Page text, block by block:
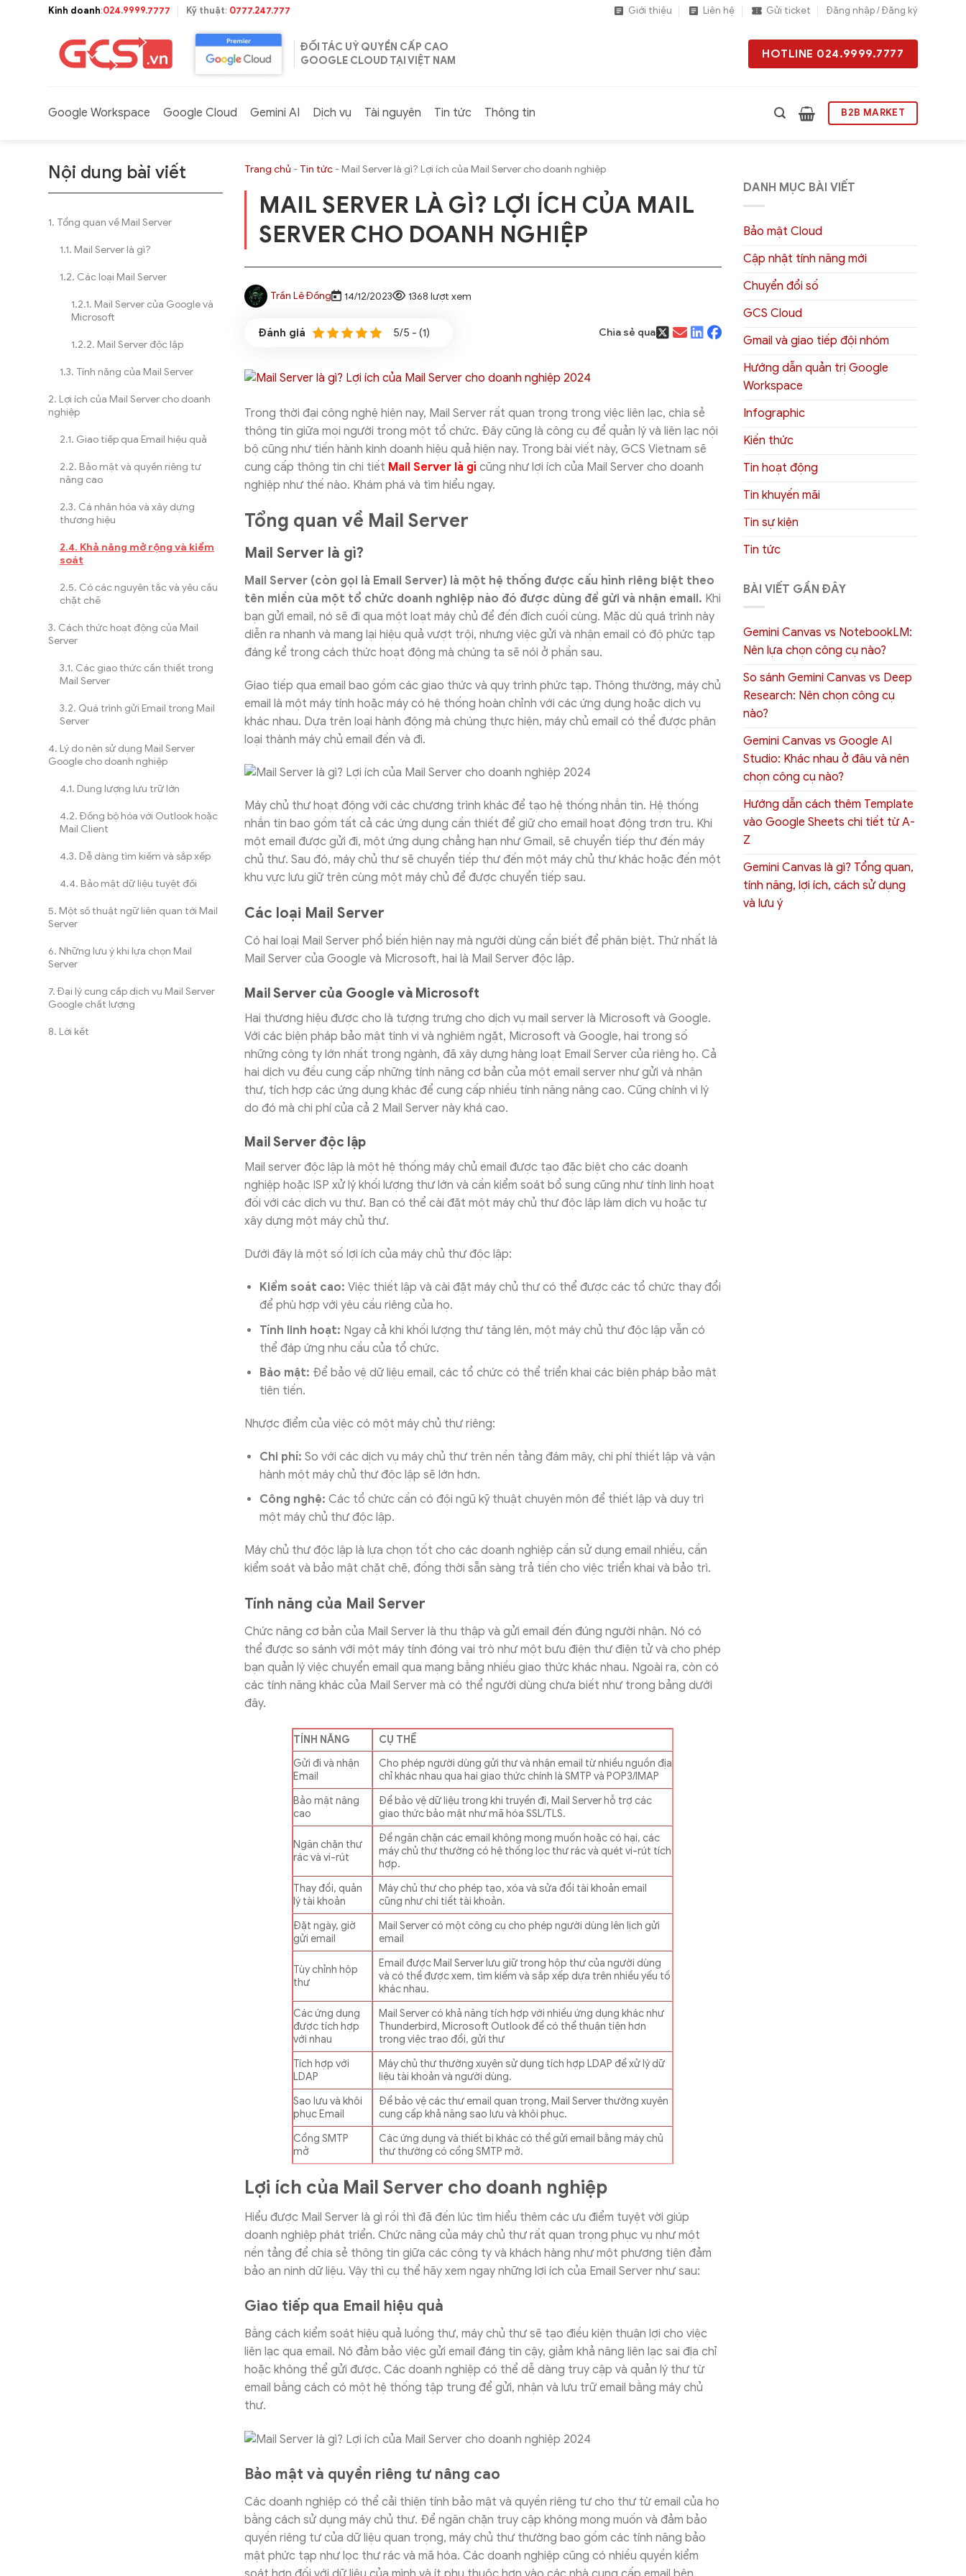
Kinh doanh:024.9999.7777 Kỹ thuật: 0777.247.777 Giới thiệu Liên hệ Gửi ticket Đăng nhập / Đăng ký
ĐỐI TÁC UỶ QUYỀN CẤP CAO
GOOGLE CLOUD TẠI VIỆT NAM
HOTLINE 024.9999.7777
Google Workspace Google Cloud Gemini AI Dịch vụ Tài nguyên Tin tức Thông tin B2B MARKET
Nội dung bài viết
Tổng quan về Mail Server
Mail Server là gì?
Các loại Mail Server
Mail Server của Google và
Microsoft
Mail Server độc lập
Tính năng của Mail Server
Lợi ích của Mail Server cho doanh
nghiệp
Giao tiếp qua Email hiệu quả
Bảo mật và quyền riêng tư
nâng cao
Cá nhân hóa và xây dựng
thương hiệu
Khả năng mở rộng và kiểm
soát
Có các nguyên tắc và yêu cầu
chặt chẽ
Cách thức hoạt động của Mail
Server
Các giao thức cần thiết trong
Mail Server
Quá trình gửi Email trong Mail
Server
Lý do nên sử dụng Mail Server
Google cho doanh nghiệp
Dung lượng lưu trữ lớn
Đồng bộ hóa với Outlook hoặc
Mail Client
Dễ dàng tìm kiếm và sắp xếp
Bảo mật dữ liệu tuyệt đối
Một số thuật ngữ liên quan tới Mail
Server
Những lưu ý khi lựa chọn Mail
Server
Đại lý cung cấp dịch vụ Mail Server
Google chất lượng
Lời kết
Trang chủ - Tin tức-Mail Server là gì? Lợi ích của Mail Server cho doanh nghiệp
MAIL SERVER LÀ GÌ? LỢI ÍCH CỦA MAIL
SERVER CHO DOANH NGHIỆP
Trần Lê Đồng 14/12/2023 1368 lượt xem
5/5 - (1) Chia sẻ qua
Trong thời đại công nghệ hiện nay, Mail Server rất quan trọng trong việc liên lạc, chia sẻ
thông tin giữa mọi người trong một tổ chức. Đây cũng là công cụ để quản lý và liên lạc nội
bộ cũng như tiến hành kinh doanh hiệu quả hiện nay. Trong bài viết này, GCS Vietnam sẽ
cung cấp thông tin chi tiết Mail Server là gì cũng như lợi ích của Mail Server cho doanh
nghiệp như thế nào. Khám phá và tìm hiểu ngay.
Tổng quan về Mail Server
Mail Server là gì?
Mail Server (còn gọi là Email Server) là một hệ thống được cấu hình riêng biệt theo
tên miền của một tổ chức doanh nghiệp nào đó được dùng để gửi và nhận email. Khi
bạn gửi email, nó sẽ đi qua một loạt máy chủ để đến đích cuối cùng. Mặc dù quá trình này
diễn ra nhanh và mang lại hiệu quả vượt trội, nhưng việc gửi và nhận email có độ phức tạp
đáng kể trong cách thức hoạt động mà chúng ta sẽ nói ở phần sau.
Giao tiếp qua email bao gồm các giao thức và quy trình phức tạp. Thông thường, máy chủ
email là một máy tính hoặc máy có hệ thống hoàn chỉnh với các ứng dụng hoặc dịch vụ
khác nhau. Dựa trên loại hành động mà chúng thực hiện, máy chủ email có thể được phân
loại thành máy chủ email đến và đi.
Máy chủ thư hoạt động với các chương trình khác để tạo hệ thống nhắn tin. Hệ thống
nhắn tin bao gồm tất cả các ứng dụng cần thiết để giữ cho email hoạt động trơn tru. Khi
một email được gửi đi, một ứng dụng chẳng hạn như Gmail, sẽ chuyển tiếp thư đến máy
chủ thư. Sau đó, máy chủ thư sẽ chuyển tiếp thư đến một máy chủ thư khác hoặc đến một
khu vực lưu giữ trên cùng một máy chủ để được chuyển tiếp sau.
Các loại Mail Server
Có hai loại Mail Server phổ biến hiện nay mà người dùng cần biết để phân biệt. Thứ nhất là
Mail Server của Google và Microsoft, hai là Mail Server độc lập.
Mail Server của Google và Microsoft
Hai thương hiệu được cho là tượng trưng cho dịch vụ mail server là Microsoft và Google.
Với các biện pháp bảo mật tinh vi và nghiêm ngặt, Microsoft và Google, hai trong số
những công ty lớn nhất trong ngành, đã xây dựng hàng loạt Email Server của riêng họ. Cả
hai dịch vụ đều cung cấp những tính năng cơ bản của một email server như gửi và nhận
thư, tích hợp các ứng dụng khác để cung cấp nhiều tính năng nâng cao. Cũng chính vì lý
do đó mà chi phí của cả 2 Mail Server này khá cao.
Mail Server độc lập
Mail server độc lập là một hệ thống máy chủ email được tạo đặc biệt cho các doanh
nghiệp hoặc ISP xử lý khối lượng thư lớn và cần kiểm soát bổ sung cũng như tính linh hoạt
đối với các dịch vụ thư. Bạn có thể cài đặt một máy chủ thư độc lập làm dịch vụ hoặc tự
xây dựng một máy chủ thư.
Dưới đây là một số lợi ích của máy chủ thư độc lập:
Kiểm soát cao: Việc thiết lập và cài đặt máy chủ thư có thể được các tổ chức thay đổi
để phù hợp với yêu cầu riêng của họ.
Tính linh hoạt: Ngay cả khi khối lượng thư tăng lên, một máy chủ thư độc lập vẫn có
thể đáp ứng nhu cầu của tổ chức.
Bảo mật: Để bảo vệ dữ liệu email, các tổ chức có thể triển khai các biện pháp bảo mật
tiên tiến.
Nhược điểm của việc có một máy chủ thư riêng:
Chi phí: So với các dịch vụ máy chủ thư trên nền tảng đám mây, chi phí thiết lập và vận
hành một máy chủ thư độc lập sẽ lớn hơn.
Công nghệ: Các tổ chức cần có đội ngũ kỹ thuật chuyên môn để thiết lập và duy trì
một máy chủ thư độc lập.
Máy chủ thư độc lập là lựa chọn tốt cho các doanh nghiệp cần sử dụng email nhiều, cần
kiểm soát và bảo mật chặt chẽ, đồng thời sẵn sàng trả tiền cho việc triển khai và bảo trì.
Tính năng của Mail Server
Chức năng cơ bản của Mail Server là thu thập và gửi email đến đúng người nhận. Nó có
thể được so sánh với một máy tính đóng vai trò như một bưu điện thư điện tử và cho phép
bạn quản lý việc chuyển email qua mạng bằng nhiều giao thức khác nhau. Ngoài ra, còn có
các tính năng khác của Mail Server mà có thể người dùng chưa biết như trong bảng dưới
đây.
TÍNH NĂNG
CỤ THỂ
Gửi đi và nhận
Email
Cho phép người dùng gửi thư và nhận email từ nhiều nguồn địa
chỉ khác nhau qua hai giao thức chính là SMTP và POP3/IMAP
Bảo mật nâng
cao
Để bảo vệ dữ liệu trong khi truyền đi, Mail Server hỗ trợ các
giao thức bảo mật như mã hóa SSL/TLS.
Ngăn chặn thư
rác và vi-rút
Để ngăn chặn các email không mong muốn hoặc có hại, các
máy chủ thư thường có hệ thống lọc thư rác và quét vi-rút tích
hợp.
Thay đổi, quản
lý tài khoản
Máy chủ thư cho phép tạo, xóa và sửa đổi tài khoản email
cũng như chi tiết tài khoản.
Đặt ngày, giờ
gửi email
Mail Server có một công cụ cho phép người dùng lên lịch gửi
email
Tùy chỉnh hộp
thư
Email được Mail Server lưu giữ trong hộp thư của người dùng
và có thể được xem, tìm kiếm và sắp xếp dựa trên nhiều yếu tố
khác nhau.
Các ứng dụng
được tích hợp
với nhau
Mail Server có khả năng tích hợp với nhiều ứng dụng khác như
Thunderbird, Microsoft Outlook để có thể thuận tiện hơn
trong việc trao đổi, gửi thư
Tích hợp với
LDAP
Máy chủ thư thường xuyên sử dụng tích hợp LDAP để xử lý dữ
liệu tài khoản và người dùng.
Sao lưu và khôi
phục Email
Để bảo vệ các thư email quan trọng, Mail Server thường xuyên
cung cấp khả năng sao lưu và khôi phục.
Cổng SMTP
mở
Các ứng dụng và thiết bị khác có thể gửi email bằng máy chủ
thư thường có cổng SMTP mở.
Lợi ích của Mail Server cho doanh nghiệp
Hiểu được Mail Server là gì rồi thì đã đến lúc tìm hiểu thêm các ưu điểm tuyệt vời giúp
doanh nghiệp phát triển. Chức năng của máy chủ thư rất quan trọng phục vụ như một
nền tảng để chia sẻ thông tin giữa các công ty và khách hàng như một phương tiện đảm
bảo an ninh dữ liệu. Vậy thì cụ thể hãy xem ngay những lợi ích của Email Server như sau:
Giao tiếp qua Email hiệu quả
Bằng cách kiểm soát hiệu quả luồng thư, máy chủ thư sẽ tạo điều kiện thuận lợi cho việc
liên lạc qua email. Nó đảm bảo việc gửi email đáng tin cậy, giảm khả năng liên lạc sai địa chỉ
hoặc không thể gửi được. Các doanh nghiệp có thể dễ dàng truy cập và quản lý thư từ
email bằng cách có một hệ thống tập trung để gửi, nhận và lưu trữ email bằng máy chủ
thư.
Bảo mật và quyền riêng tư nâng cao
Các doanh nghiệp có thể cải thiện tính bảo mật và quyền riêng tư cho thư từ email của họ
bằng cách sử dụng máy chủ thư. Để ngăn chặn truy cập không mong muốn và đảm bảo
quyền riêng tư của dữ liệu quan trọng, máy chủ thư thường bao gồm các tính năng bảo
mật phức tạp như lọc thư rác và mã hóa. Các doanh nghiệp cũng có nhiều quyền kiểm
DANH MỤC BÀI VIẾT
Bảo mật Cloud
Cập nhật tính năng mới
Chuyển đổi số
GCS Cloud
Gmail và giao tiếp đội nhóm
Hướng dẫn quản trị Google
Workspace
Infographic
Kiến thức
Tin hoạt động
Tin khuyến mãi
Tin sự kiện
Tin tức
BÀI VIẾT GẦN ĐÂY
Gemini Canvas vs NotebookLM:
Nên lựa chọn công cụ nào?
So sánh Gemini Canvas vs Deep
Research: Nên chọn công cụ
nào?
Gemini Canvas vs Google AI
Studio: Khác nhau ở đâu và nên
chọn công cụ nào?
Hướng dẫn cách thêm Template
vào Google Sheets chi tiết từ A-
Z
Gemini Canvas là gì? Tổng quan,
tính năng, lợi ích, cách sử dụng
và lưu ý